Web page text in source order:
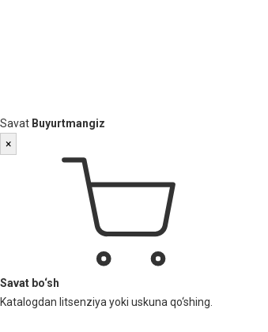
Savat Buyurtmangiz
×
Savat bo‘sh
Katalogdan litsenziya yoki uskuna qo‘shing.